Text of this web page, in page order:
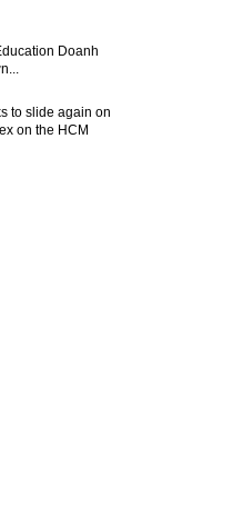
Doanh
to slide again on
on the HCM